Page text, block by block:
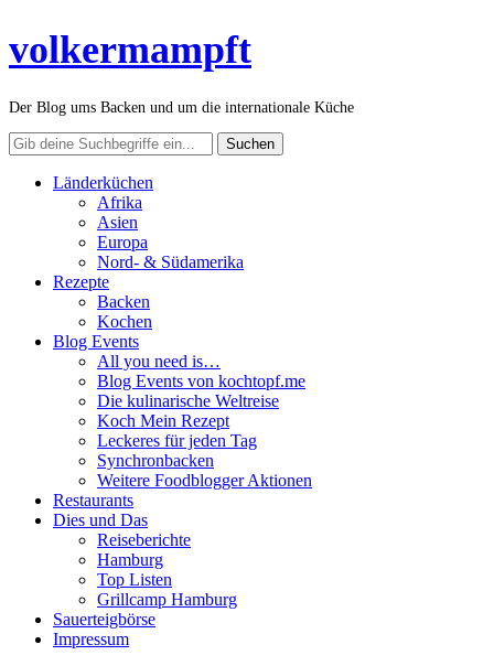
volkermampft
Der Blog ums Backen und um die internationale Küche
Länderküchen
Afrika
Asien
Europa
Nord- & Südamerika
Rezepte
Backen
Kochen
Blog Events
All you need is…
Blog Events von kochtopf.me
Die kulinarische Weltreise
Koch Mein Rezept
Leckeres für jeden Tag
Synchronbacken
Weitere Foodblogger Aktionen
Restaurants
Dies und Das
Reiseberichte
Hamburg
Top Listen
Grillcamp Hamburg
Sauerteigbörse
Impressum